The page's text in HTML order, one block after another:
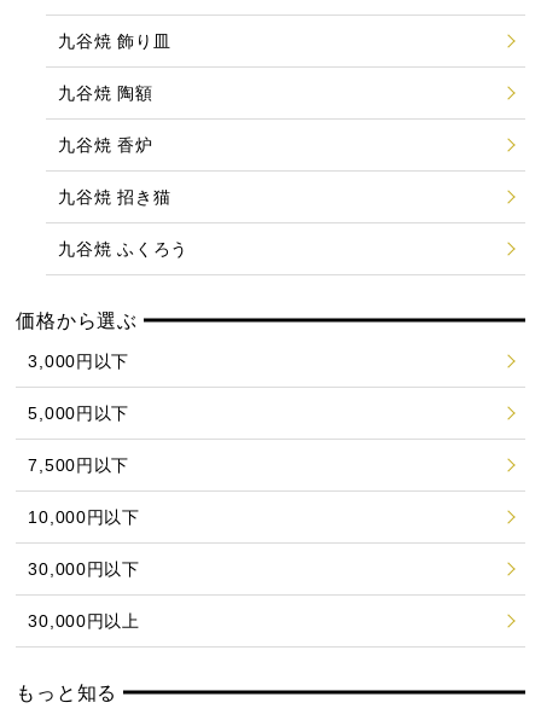
九谷焼 飾り皿
九谷焼 陶額
九谷焼 香炉
九谷焼 招き猫
九谷焼 ふくろう
価格から選ぶ
3,000円以下
5,000円以下
7,500円以下
10,000円以下
30,000円以下
30,000円以上
もっと知る